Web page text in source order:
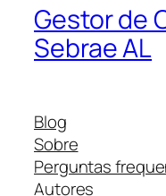
Gestor de
Sebrae AL
Blog
Sobre
Perguntas
Autores